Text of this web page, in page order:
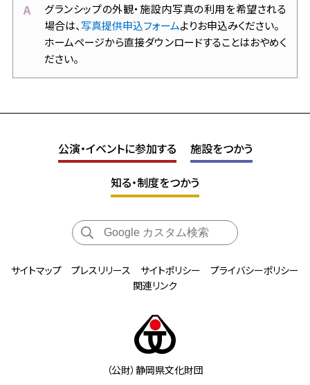
グランシップの外観・施設内写真の利用を希望される
場合は、写真提供申込フォームよりお申込みください。
ホームページから直接ダウンロードすることはおやめく
ださい。
公演・イベントに参加する 施設をつかう
知る・制度をつかう
サイトマップ プレスリリース サイトポリシー
プライバシーポリシー
関連リンク
（公財）静岡県文化財団